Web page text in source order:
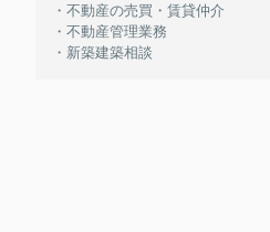
・不動産の売買・賃貸仲介
・不動産管理業務
・新築建築相談